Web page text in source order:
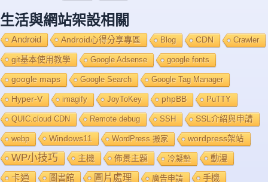
生活與網站架設相關
Android Android心得分享專區 Blog CDN Crawler
git基本使用教學 Google Adsense google fonts
google maps Google Search Google Tag Manager
Hyper-V imagify JoyToKey phpBB PuTTY
QUIC.cloud CDN Remote debug SSH SSL介紹與申請
webp Windows11 WordPress 搬家 wordpress架站
WP小技巧 主機 佈景主題 冷凝墊 動漫
卡通 圖書館 圖片處理 廣告申請 手機